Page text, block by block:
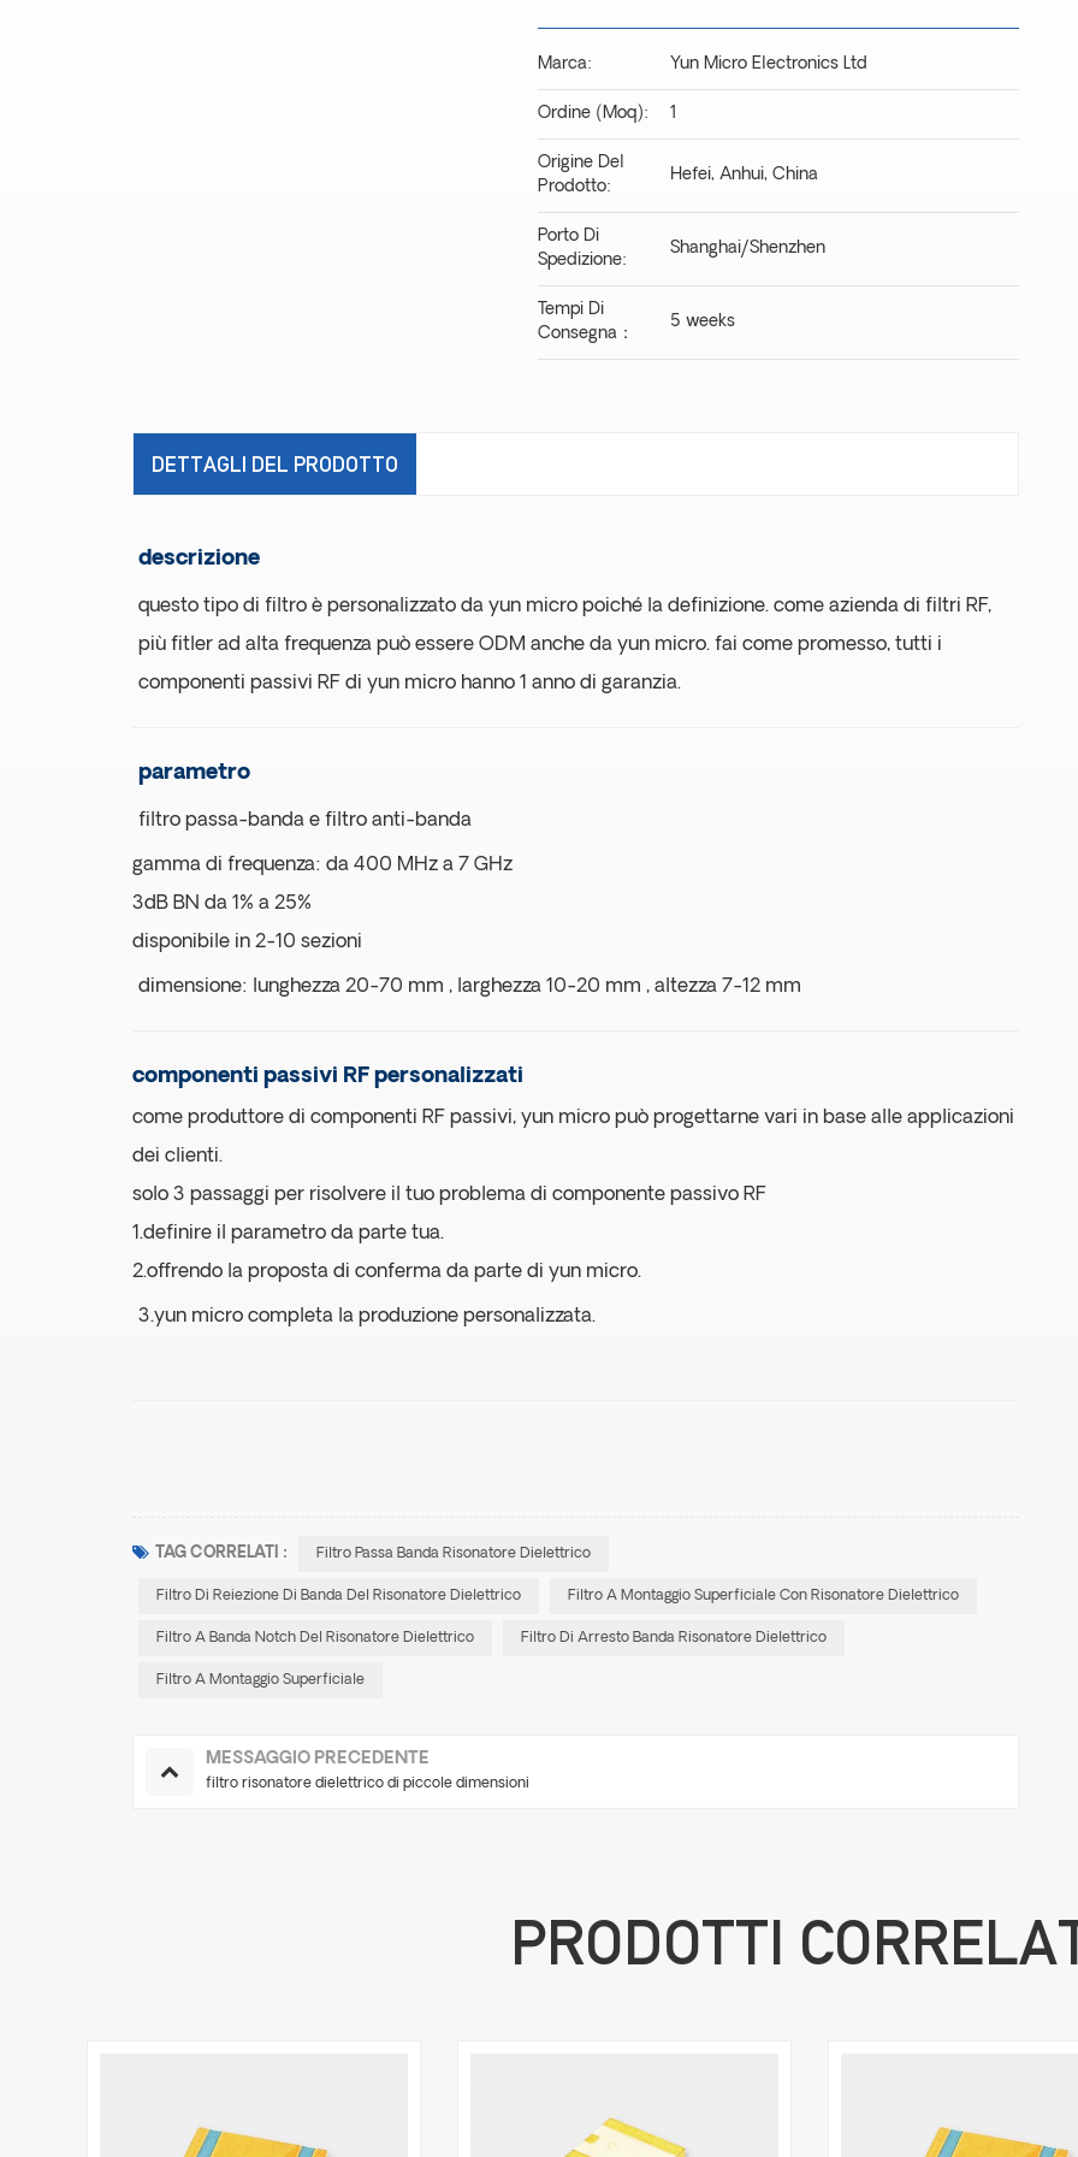
Marca: Yun Micro Electronics Ltd
Ordine (moq): 1
Origine Del
Prodotto:
Hefei, Anhui, China
Porto Di
Spedizione:
Shanghai/Shenzhen
Tempi Di
Consegna：
5 weeks
DETTAGLI DEL PRODOTTO
descrizione
questo tipo di filtro è personalizzato da yun micro poiché la definizione. come azienda di filtri RF,
più fitler ad alta frequenza può essere ODM anche da yun micro. fai come promesso, tutti i
componenti passivi RF di yun micro hanno 1 anno di garanzia.
parametro
filtro passa-banda e filtro anti-banda
gamma di frequenza: da 400 MHz a 7 GHz
3dB BN da 1% a 25%
disponibile in 2-10 sezioni
dimensione: lunghezza 20-70 mm , larghezza 10-20 mm , altezza 7-12 mm
componenti passivi RF personalizzati
come produttore di componenti RF passivi, yun micro può progettarne vari in base alle applicazioni
dei clienti.
solo 3 passaggi per risolvere il tuo problema di componente passivo RF
1.definire il parametro da parte tua.
2.offrendo la proposta di conferma da parte di yun micro.
3.yun micro completa la produzione personalizzata.
TAG CORRELATI : Filtro Passa Banda Risonatore Dielettrico
Filtro Di Reiezione Di Banda Del Risonatore Dielettrico Filtro A Montaggio Superficiale Con Risonatore Dielettrico
Filtro A Banda Notch Del Risonatore Dielettrico Filtro Di Arresto Banda Risonatore Dielettrico
Filtro A Montaggio Superficiale
MESSAGGIO PRECEDENTE
filtro risonatore dielettrico di piccole dimensioni
PRODOTTI